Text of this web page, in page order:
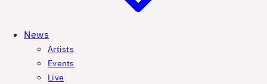
News
Artists
Events
Live